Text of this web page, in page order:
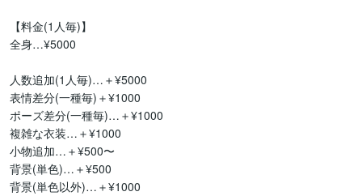
【料金(1人毎)】
全身…¥5000
人数追加(1人毎)…＋¥5000
表情差分(一種毎)＋¥1000
ポーズ差分(一種毎)…＋¥1000
複雑な衣装…＋¥1000
小物追加…＋¥500〜
背景(単色)…＋¥500
背景(単色以外)…＋¥1000